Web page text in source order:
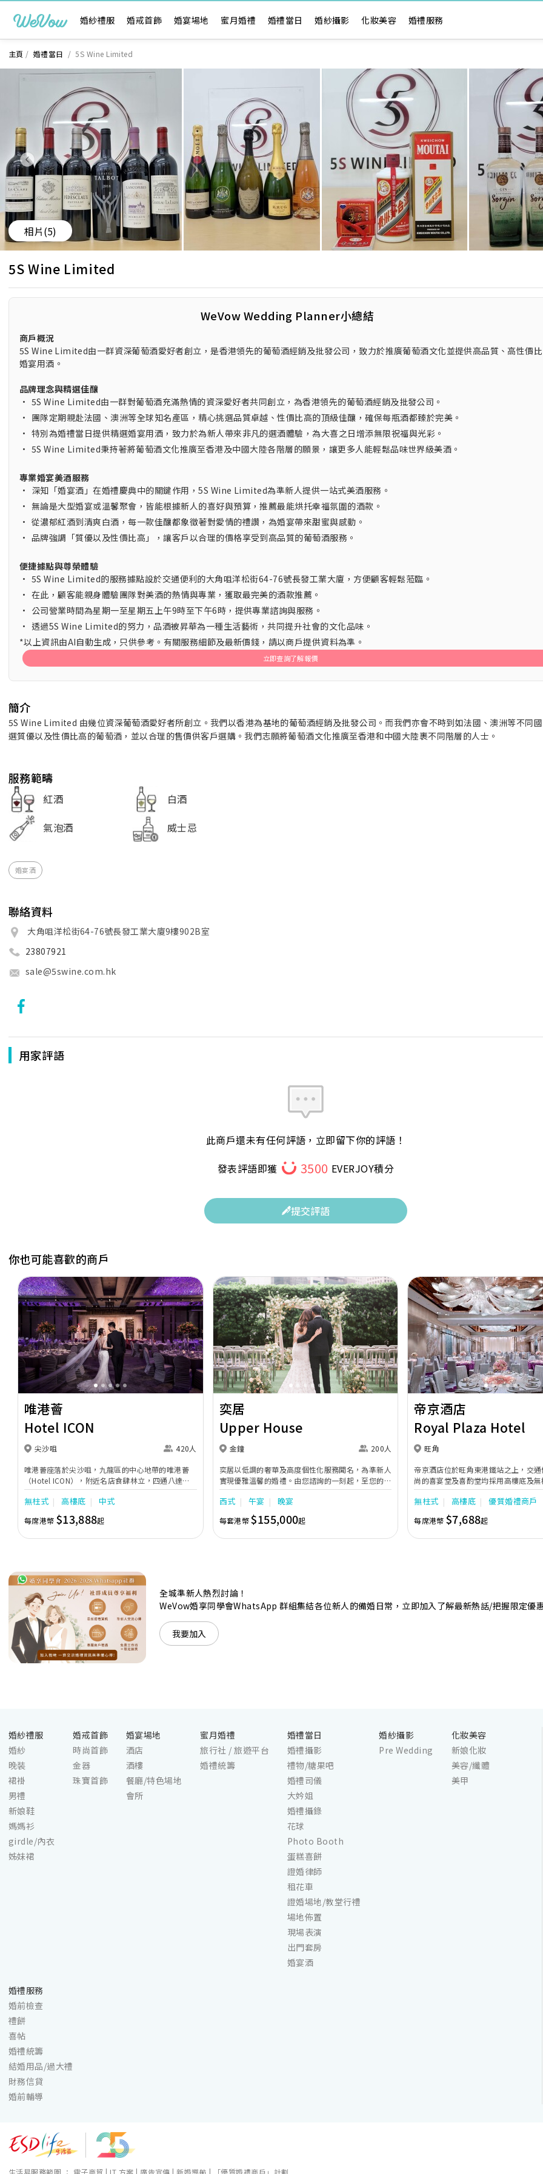
婚紗禮服 婚戒首飾 婚宴場地 蜜月婚禮 婚禮當日 婚紗攝影 化妝美容 婚禮服務
主頁 / 婚禮當日 /5S Wine Limited
相片(5)
5S Wine Limited
WeVow Wedding Planner小總結
商戶概況
5S Wine Limited由一群資深葡萄酒愛好者創立，是香港領先的葡萄酒經銷及批發公司，致力於推廣葡萄酒文化並提供高品質、高性價
婚宴用酒。
品牌理念與精選佳釀
• 5S Wine Limited由一群對葡萄酒充滿熱情的資深愛好者共同創立，為香港領先的葡萄酒經銷及批發公司。
• 團隊定期親赴法國、澳洲等全球知名產區，精心挑選品質卓越、性價比高的頂級佳釀，確保每瓶酒都臻於完美。
• 特別為婚禮當日提供精選婚宴用酒，致力於為新人帶來非凡的選酒體驗，為大喜之日增添無限祝福與光彩。
• 5S Wine Limited秉持著將葡萄酒文化推廣至香港及中國大陸各階層的願景，讓更多人能輕鬆品味世界級美酒。
專業婚宴美酒服務
• 深知「婚宴酒」在婚禮慶典中的關鍵作用，5S Wine Limited為準新人提供一站式美酒服務。
• 無論是大型婚宴或溫馨聚會，皆能根據新人的喜好與預算，推薦最能烘托幸福氛圍的酒款。
• 從濃郁紅酒到清爽白酒，每一款佳釀都象徵著對愛情的禮讚，為婚宴帶來甜蜜與感動。
• 品牌強調「質優以及性價比高」，讓客戶以合理的價格享受到高品質的葡萄酒服務。
便捷據點與尊榮體驗
• 5S Wine Limited的服務據點設於交通便利的大角咀洋松街64-76號長發工業大廈，方便顧客輕鬆蒞臨。
• 在此，顧客能親身體驗團隊對美酒的熱情與專業，獲取最完美的酒款推薦。
• 公司營業時間為星期一至星期五上午9時至下午6時，提供專業諮詢與服務。
• 透過5S Wine Limited的努力，品酒被昇華為一種生活藝術，共同提升社會的文化品味。
*以上資訊由AI自動生成，只供參考。有關服務細節及最新價錢，請以商戶提供資料為準。
立即查詢了解報價
簡介
5S Wine Limited 由幾位資深葡萄酒愛好者所創立。我們以香港為基地的葡萄酒經銷及批發公司。而我們亦會不時到如法國、澳洲等不同
選質優以及性價比高的葡萄酒，並以合理的售價供客戶選購。我們志願將葡萄酒文化推廣至香港和中國大陸裹不同階層的人士。
服務範疇
紅酒
白酒
氣泡酒
威士忌
婚宴酒
聯絡資料
大角咀洋松街64-76號長發工業大廈9樓902B室
23807921
sale@5swine.com.hk
用家評語
此商戶還未有任何評語，立即留下你的評語！
發表評語即獲
3500 EVERJOY積分
提交評語
你也可能喜歡的商戶
Previous Next
唯港薈
Hotel ICON
尖沙咀 420人
唯港薈座落於尖沙咀，九龍區的中心地帶的唯港薈
（Hotel ICON），附近名店食肆林立，四通八達，
充分展現繁華鬧巿中的活力個性，成為一眾準新人舉
辦婚宴的熱門之選。專業團隊由策劃統籌至所有婚宴
每個細節，唯港薈都力臻完美，保證讓您留下獨特的
醉人回憶。 擁有時尚高樓頂的Silverbox宴會廳，配
置了全套先進的視聽影音及燈光設備配套，並採用極
力氛圍的自助餐﹔唯港薈（Hotel ICON），多個風
格各異的婚宴場地，都完美切合各準新人的個性及預
算﹔保證為您打造夢寐以求的特別日子，令賓客永誌
難忘！
無柱式 高樓底 中式
每席港幣 $13,888起
Previous Next
奕居
Upper House
金鐘 200人
奕居以低調的奢華及高度個性化服務聞名，為準新人
實現優雅溫馨的婚禮。由您諮詢的一刻起，至您的大
日子，我們的專業團隊會為您攜手實現夢想婚禮。
西式 午宴 晚宴
每套港幣$155,000起
Previous
帝京酒店
Royal Plaza Hotel
旺角
帝京酒店位於旺角東港鐵站之上，交
尚的喜宴堂及喜酌堂均採用高樓底及
境寬敞，且備有LED幕牆、燈光及影音
最多可筵開40席，更配有水晶吊燈，
婚禮。另外，空中花園深心薈是毛孩
飽覽獅子山景致，適合舉行戶外婚禮
店專業的宴會團隊提供貼心服務，讓
無柱式 高樓底 優質婚禮商戶
每席港幣$7,688起
全城準新人熱烈討論！
WeVow婚享同學會WhatsApp 群組集結各位新人的備婚日常，立即加入了解最新熱話/把握限定優
我要加入
婚紗禮服
婚紗
晚裝
裙褂
男禮
新娘鞋
媽媽衫
girdle/內衣
姊妹裙
婚戒首飾
時尚首飾
金器
珠寶首飾
婚宴場地
酒店
酒樓
餐廳/特色場地
會所
蜜月婚禮
旅行社 / 旅遊平台
婚禮統籌
婚禮當日
婚禮攝影
禮物/糖果吧
婚禮司儀
大妗姐
婚禮攝錄
花球
Photo Booth
蛋糕喜餅
證婚律師
租花車
證婚場地/教堂行禮
場地佈置
現場表演
出門套房
婚宴酒
婚紗攝影
Pre Wedding
化妝美容
新娘化妝
美容/纖體
美甲
婚禮服務
婚前檢查
禮餅
喜帖
婚禮統籌
結婚用品/過大禮
財務信貸
婚前輔導